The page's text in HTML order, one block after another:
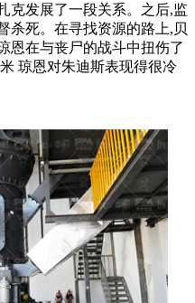
克发展了一段关系。之后,监
杀死。在寻找资源的路上,贝
恩在与丧尸的战斗中扭伤了
琼恩对朱迪斯表现得很冷